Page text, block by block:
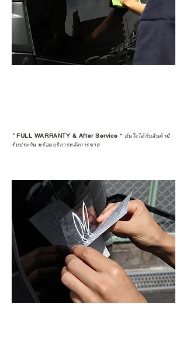
*FULL WARRANTY & After Service * มั่นใจได้กับสินค้ามี
รับประกัน พร้อมบริการหลังการขาย